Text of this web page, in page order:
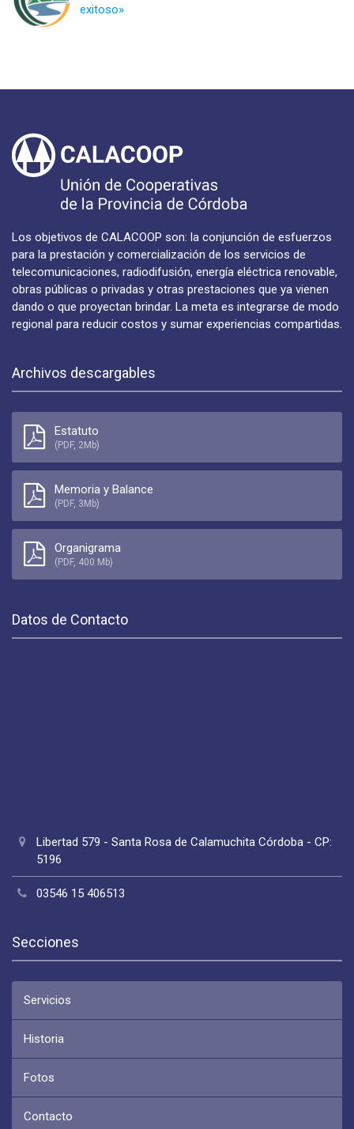
exitoso»
Los objetivos de CALACOOP son: la conjunción de esfuerzos
para la prestación y comercialización de los servicios de
telecomunicaciones, radiodifusión, energía eléctrica renovable,
obras públicas o privadas y otras prestaciones que ya vienen
dando o que proyectan brindar. La meta es integrarse de modo
regional para reducir costos y sumar experiencias compartidas.
Archivos descargables
Estatuto
(PDF, 2Mb)
Memoria y Balance
(PDF, 3Mb)
Organigrama
(PDF, 400 Mb)
Datos de Contacto
Libertad 579 - Santa Rosa de Calamuchita Córdoba - CP:
5196
03546 15 406513
Secciones
Servicios
Historia
Fotos
Contacto